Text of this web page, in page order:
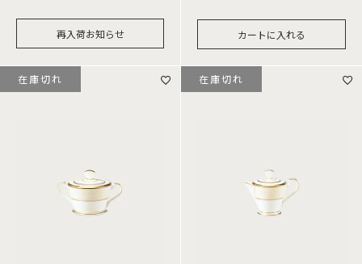
再入荷お知らせ カートに入れる
在庫切れ 在庫切れ